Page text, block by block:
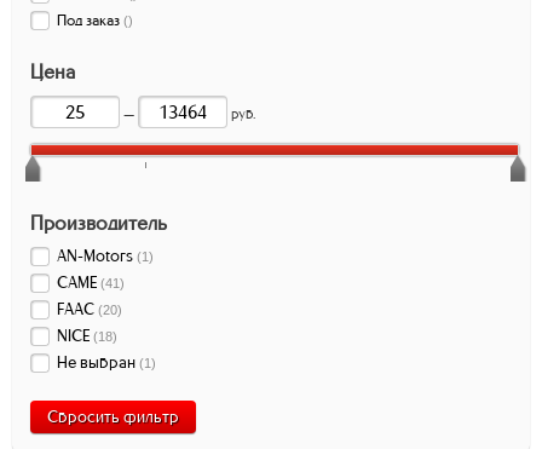
Под заказ ()
Цена
— руб.
Производитель
AN-Motors (1)
CAME (41)
FAAC (20)
NICE (18)
Не выбран (1)
Сбросить фильтр